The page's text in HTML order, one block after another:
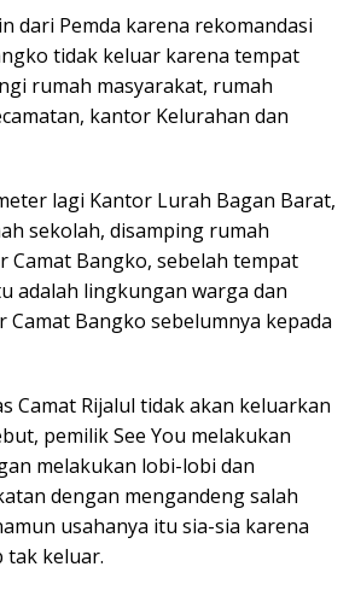
dari Pemda karena rekomandasi
tidak keluar karena tempat
rumah masyarakat, rumah
kantor Kelurahan dan
lagi Kantor Lurah Bagan Barat,
sekolah, disamping rumah
Camat Bangko, sebelah tempat
adalah lingkungan warga dan
Camat Bangko sebelumnya kepada
Camat Rijalul tidak akan keluarkan
pemilik See You melakukan
melakukan lobi-lobi dan
dengan mengandeng salah
usahanya itu sia-sia karena
tak keluar.